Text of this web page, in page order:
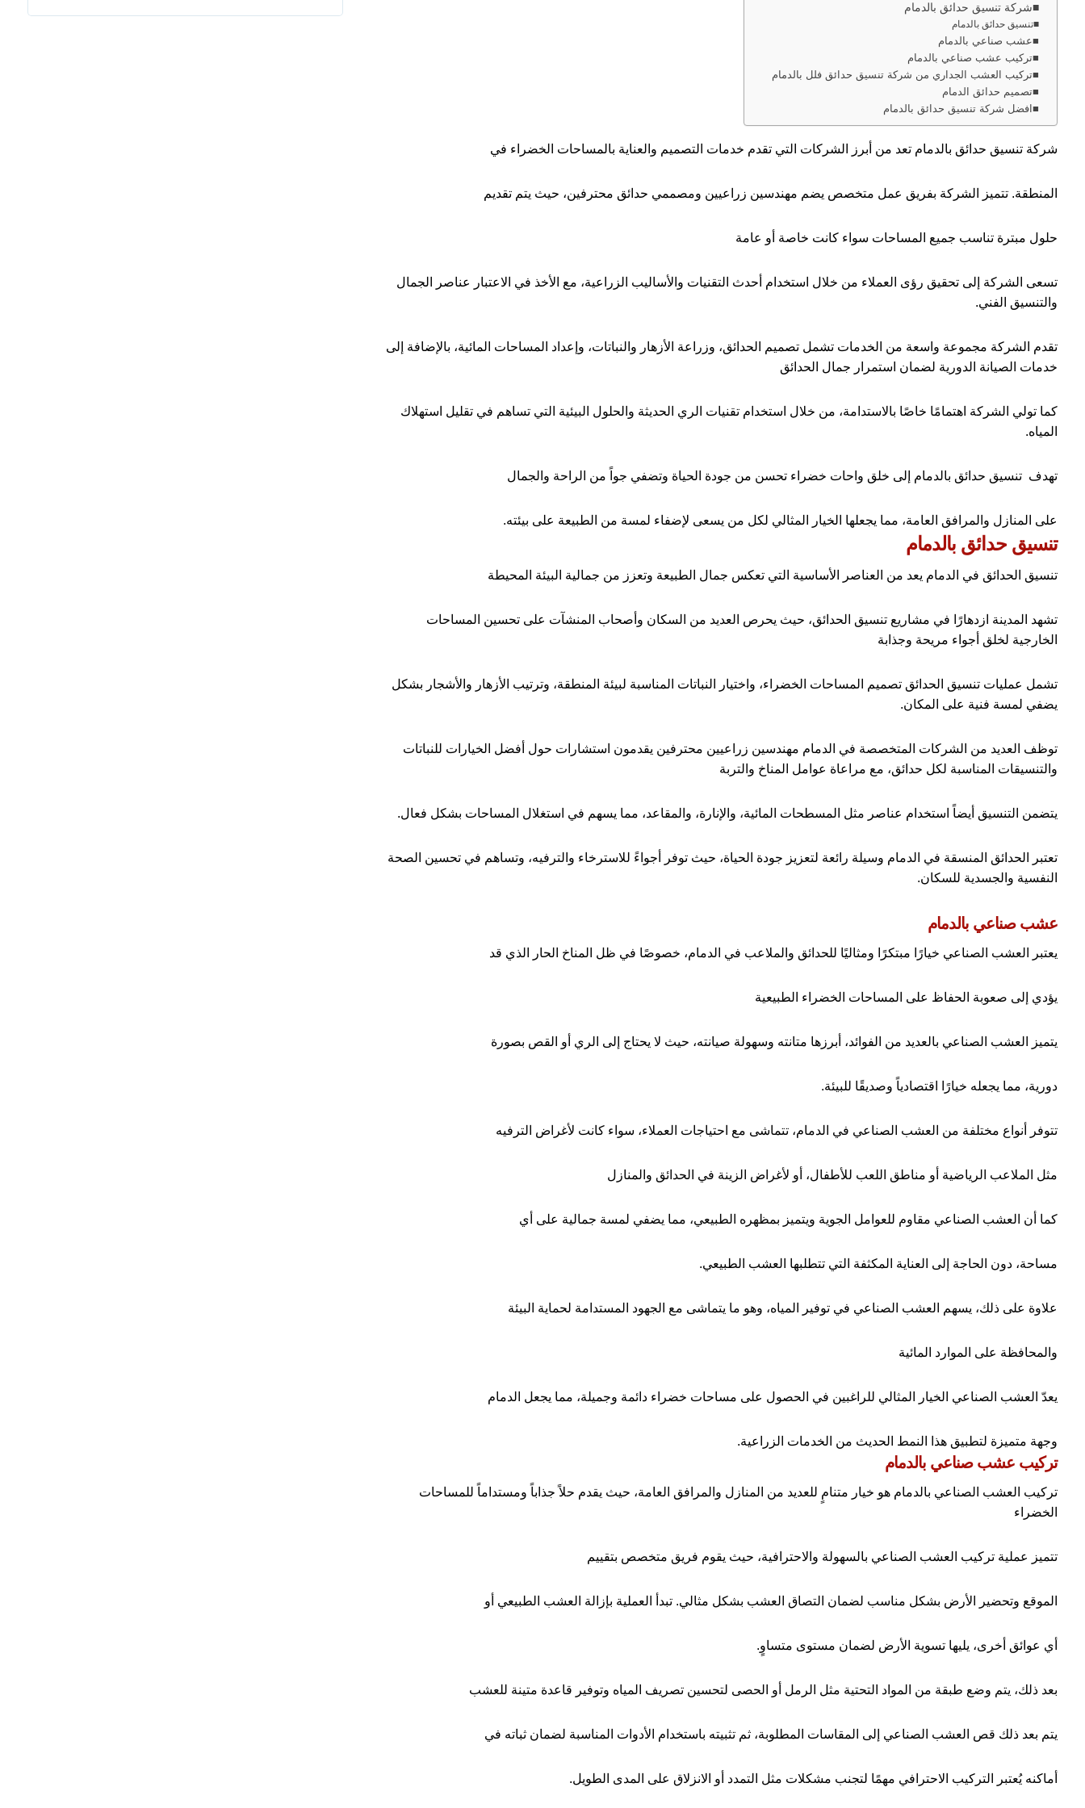
شركة تنسيق حدائق بالدمام
تنسيق حدائق بالدمام
عشب صناعي بالدمام
تركيب عشب صناعي بالدمام
تركيب العشب الجداري من شركة تنسيق حدائق فلل بالدمام
تصميم حدائق الدمام
افضل شركة تنسيق حدائق بالدمام
شركة تنسيق حدائق بالدمام تعد من أبرز الشركات التي تقدم خدمات التصميم والعناية بالمساحات الخضراء في
المنطقة. تتميز الشركة بفريق عمل متخصص يضم مهندسين زراعيين ومصممي حدائق محترفين، حيث يتم تقديم
حلول مبترة تناسب جميع المساحات سواء كانت خاصة أو عامة
تسعى الشركة إلى تحقيق رؤى العملاء من خلال استخدام أحدث التقنيات والأساليب الزراعية، مع الأخذ في الاعتبار عناصر الجمال
والتنسيق الفني.
تقدم الشركة مجموعة واسعة من الخدمات تشمل تصميم الحدائق، وزراعة الأزهار والنباتات، وإعداد المساحات المائية، بالإضافة إلى
خدمات الصيانة الدورية لضمان استمرار جمال الحدائق
كما تولي الشركة اهتمامًا خاصًا بالاستدامة، من خلال استخدام تقنيات الري الحديثة والحلول البيئية التي تساهم في تقليل استهلاك
المياه.
تهدف تنسيق حدائق بالدمام إلى خلق واحات خضراء تحسن من جودة الحياة وتضفي جواً من الراحة والجمال
على المنازل والمرافق العامة، مما يجعلها الخيار المثالي لكل من يسعى لإضفاء لمسة من الطبيعة على بيئته.
تنسيق حدائق بالدمام
تنسيق الحدائق في الدمام يعد من العناصر الأساسية التي تعكس جمال الطبيعة وتعزز من جمالية البيئة المحيطة
تشهد المدينة ازدهارًا في مشاريع تنسيق الحدائق، حيث يحرص العديد من السكان وأصحاب المنشآت على تحسين المساحات
الخارجية لخلق أجواء مريحة وجذابة
تشمل عمليات تنسيق الحدائق تصميم المساحات الخضراء، واختيار النباتات المناسبة لبيئة المنطقة، وترتيب الأزهار والأشجار بشكل
يضفي لمسة فنية على المكان.
توظف العديد من الشركات المتخصصة في الدمام مهندسين زراعيين محترفين يقدمون استشارات حول أفضل الخيارات للنباتات
والتنسيقات المناسبة لكل حدائق، مع مراعاة عوامل المناخ والتربة
يتضمن التنسيق أيضاً استخدام عناصر مثل المسطحات المائية، والإنارة، والمقاعد، مما يسهم في استغلال المساحات بشكل فعال.
تعتبر الحدائق المنسقة في الدمام وسيلة رائعة لتعزيز جودة الحياة، حيث توفر أجواءً للاسترخاء والترفيه، وتساهم في تحسين الصحة
النفسية والجسدية للسكان.
عشب صناعي بالدمام
يعتبر العشب الصناعي خيارًا مبتكرًا ومثاليًا للحدائق والملاعب في الدمام، خصوصًا في ظل المناخ الحار الذي قد
يؤدي إلى صعوبة الحفاظ على المساحات الخضراء الطبيعية
يتميز العشب الصناعي بالعديد من الفوائد، أبرزها متانته وسهولة صيانته، حيث لا يحتاج إلى الري أو القص بصورة
دورية، مما يجعله خيارًا اقتصادياً وصديقًا للبيئة.
تتوفر أنواع مختلفة من العشب الصناعي في الدمام، تتماشى مع احتياجات العملاء، سواء كانت لأغراض الترفيه
مثل الملاعب الرياضية أو مناطق اللعب للأطفال، أو لأغراض الزينة في الحدائق والمنازل
كما أن العشب الصناعي مقاوم للعوامل الجوية ويتميز بمظهره الطبيعي، مما يضفي لمسة جمالية على أي
مساحة، دون الحاجة إلى العناية المكثفة التي تتطلبها العشب الطبيعي.
علاوة على ذلك، يسهم العشب الصناعي في توفير المياه، وهو ما يتماشى مع الجهود المستدامة لحماية البيئة
والمحافظة على الموارد المائية
يعدّ العشب الصناعي الخيار المثالي للراغبين في الحصول على مساحات خضراء دائمة وجميلة، مما يجعل الدمام
وجهة متميزة لتطبيق هذا النمط الحديث من الخدمات الزراعية.
تركيب عشب صناعي بالدمام
تركيب العشب الصناعي بالدمام هو خيار متنامٍ للعديد من المنازل والمرافق العامة، حيث يقدم حلاً جذاباً ومستداماً للمساحات
الخضراء
تتميز عملية تركيب العشب الصناعي بالسهولة والاحترافية، حيث يقوم فريق متخصص بتقييم
الموقع وتحضير الأرض بشكل مناسب لضمان التصاق العشب بشكل مثالي. تبدأ العملية بإزالة العشب الطبيعي أو
أي عوائق أخرى، يليها تسوية الأرض لضمان مستوى متساوٍ.
بعد ذلك، يتم وضع طبقة من المواد التحتية مثل الرمل أو الحصى لتحسين تصريف المياه وتوفير قاعدة متينة للعشب
يتم بعد ذلك قص العشب الصناعي إلى المقاسات المطلوبة، ثم تثبيته باستخدام الأدوات المناسبة لضمان ثباته في
أماكنه يُعتبر التركيب الاحترافي مهمًا لتجنب مشكلات مثل التمدد أو الانزلاق على المدى الطويل.